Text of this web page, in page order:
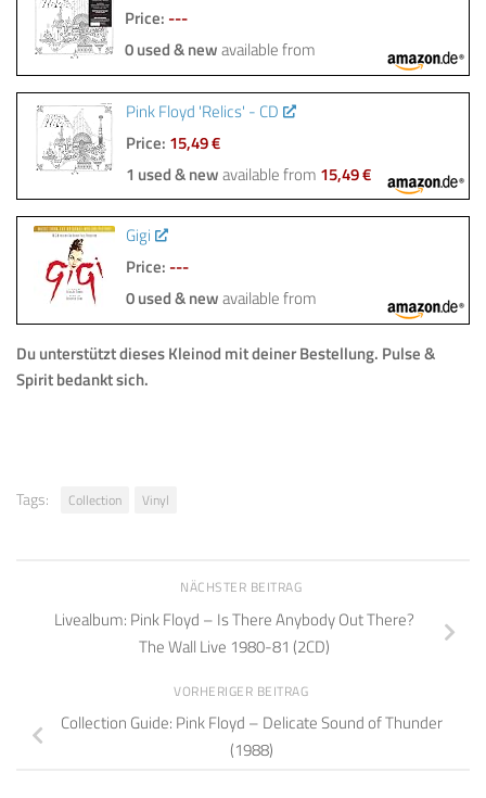
Price: ---
0 used & newavailable from
Pink Floyd 'Relics' - CD
Price: 15,49 €
1 used & newavailable from 15,49 €
Gigi
Price: ---
0 used & newavailable from
Du unterstützt dieses Kleinod mit deiner Bestellung. Pulse &
Spirit bedankt sich.
Tags: Collection Vinyl
NÄCHSTER BEITRAG
Livealbum: Pink Floyd – Is There Anybody Out There?
The Wall Live 1980-81 (2CD)
VORHERIGER BEITRAG
Collection Guide: Pink Floyd – Delicate Sound of Thunder
(1988)